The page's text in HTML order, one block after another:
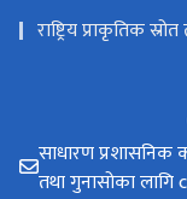
राष्ट्रिय प्राकृतिक
साधारण प्रशासनिक
तथा गुनासोका